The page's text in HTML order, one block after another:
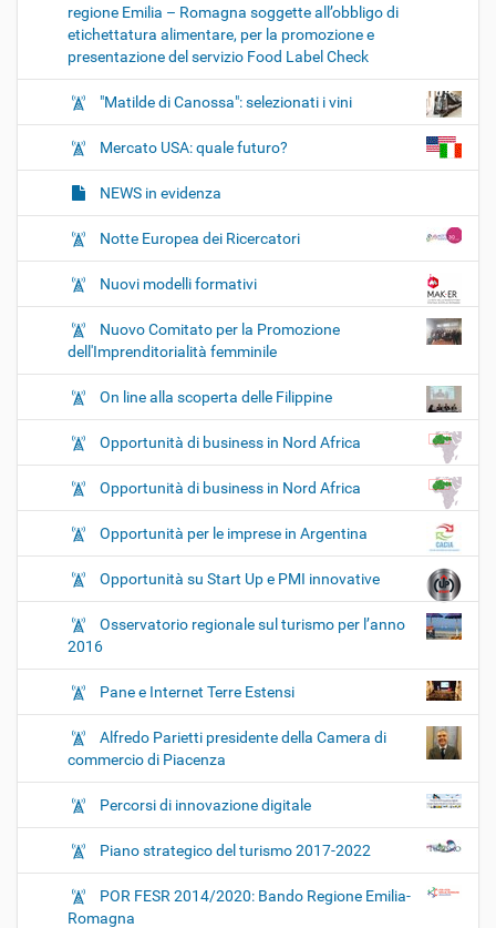
regione Emilia – Romagna soggette all’obbligo di
etichettatura alimentare, per la promozione e
presentazione del servizio Food Label Check
"Matilde di Canossa": selezionati i vini
Mercato USA: quale futuro?
NEWS in evidenza
Notte Europea dei Ricercatori
Nuovi modelli formativi
Nuovo Comitato per la Promozione
dell'Imprenditorialità femminile
On line alla scoperta delle Filippine
Opportunità di business in Nord Africa
Opportunità di business in Nord Africa
Opportunità per le imprese in Argentina
Opportunità su Start Up e PMI innovative
Osservatorio regionale sul turismo per l’anno
2016
Pane e Internet Terre Estensi
Alfredo Parietti presidente della Camera di
commercio di Piacenza
Percorsi di innovazione digitale
Piano strategico del turismo 2017-2022
POR FESR 2014/2020: Bando Regione Emilia-
Romagna